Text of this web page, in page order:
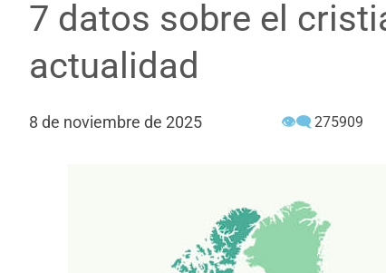
7 datos sobre el
actualidad
8 de noviembre de 2025 👁‍🗨 275909